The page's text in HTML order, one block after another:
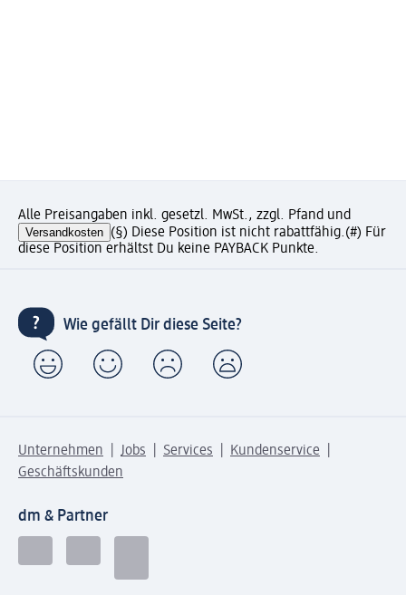
Alle Preisangaben inkl. gesetzl. MwSt., zzgl. Pfand und
Versandkosten (§) Diese Position ist nicht rabattfähig.(#) Für
diese Position erhältst Du keine PAYBACK Punkte.
Wie gefällt Dir diese Seite?
Unternehmen Jobs Services
Kundenservice
Geschäftskunden
dm & Partner